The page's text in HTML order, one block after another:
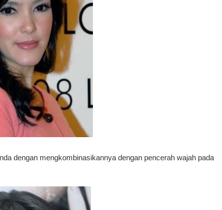
dengan mengkombinasikannya dengan pencerah wajah pada